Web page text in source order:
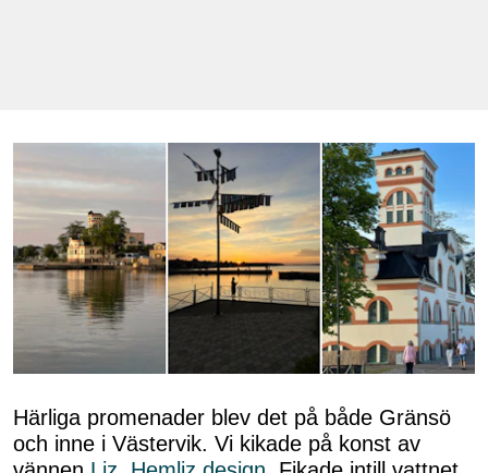
Härliga promenader blev det på både Gränsö
och inne i Västervik. Vi kikade på konst av